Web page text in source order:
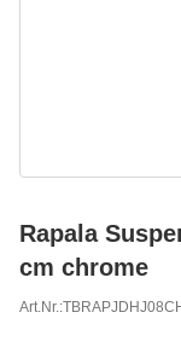
Rapala
cm chrome
Art.Nr.: